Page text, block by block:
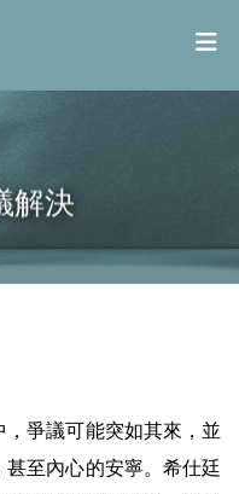
解決
爭議可能突如其來，並
至內心的安寧。希仕廷